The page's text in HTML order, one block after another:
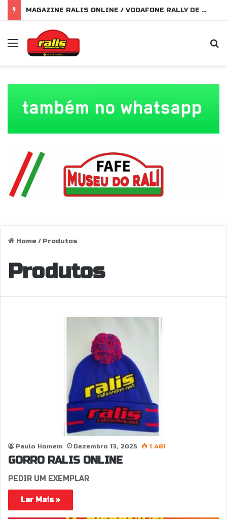
MAGAZINE RALIS ONLINE / VODAFONE RALLY DE PORTUGAL 2026
Menu
Home / Produtos
Produtos
Paulo Homem Dezembro 13, 2025 1.481
GORRO RALIS ONLINE
PEDIR UM EXEMPLAR
Ler Mais »